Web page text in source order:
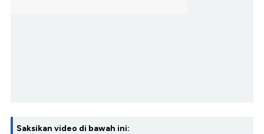
Saksikan video di bawah ini: